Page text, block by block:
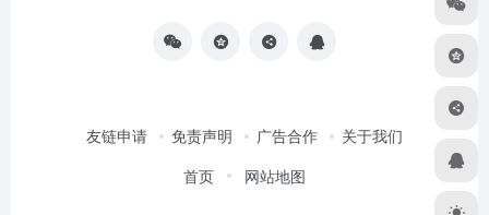
友链申请 免责声明 广告合作
关于我们
首页
网站地图